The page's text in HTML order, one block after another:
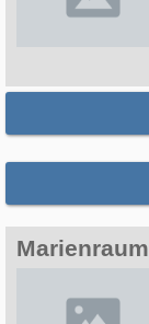
Marienraum